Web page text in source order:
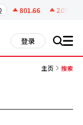
801.66 2.07
登录 搜 all
主页 搜索